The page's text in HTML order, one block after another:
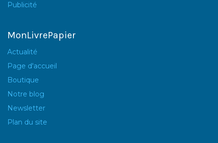
Publicité
MonLivrePapier
Actualité
Page d'accueil
Boutique
Notre blog
Newsletter
Plan du site